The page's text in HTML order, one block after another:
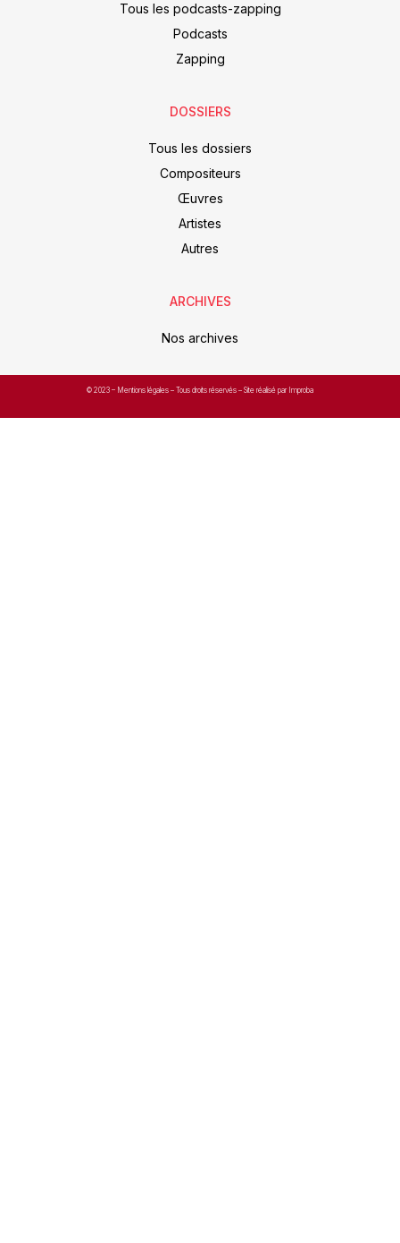
Tous les podcasts-zapping
Podcasts
Zapping
DOSSIERS
Tous les dossiers
Compositeurs
Œuvres
Artistes
Autres
ARCHIVES
Nos archives
© 2023 – Mentions légales – Tous droits réservés – Site réalisé par Improba